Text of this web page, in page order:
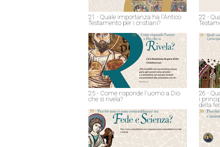
21 - Quale importanza ha l'Antico
Testamento per i cristiani?
22 -
25 - Come risponde l'uomo a Dio
che si rivela?
26 -
i
della